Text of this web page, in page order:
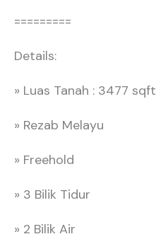
=========
Details:
» Luas Tanah : 3477 sqft
» Rezab Melayu
» Freehold
» 3 Bilik Tidur
» 2 Bilik Air